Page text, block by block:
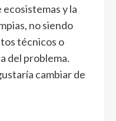
y la
no siendo
técnicos o
del problema.
cambiar de